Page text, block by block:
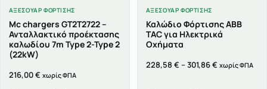
ΑΞΕΣΟΥΆΡ ΦΌΡΤΙΣΗΣ
Mc chargers GT2T2722 –
Ανταλλακτικό προέκτασης
καλωδίου 7m Type 2-Type 2
(22kW)
216,00€ χωρίς ΦΠΑ
ΑΞΕΣΟΥΆΡ ΦΌΡΤΙΣΗΣ
Καλώδιο Φόρτισης ABB
TAC για Ηλεκτρικά
Οχήματα
228,58 € –301,86€Price
χωρίς ΦΠΑ